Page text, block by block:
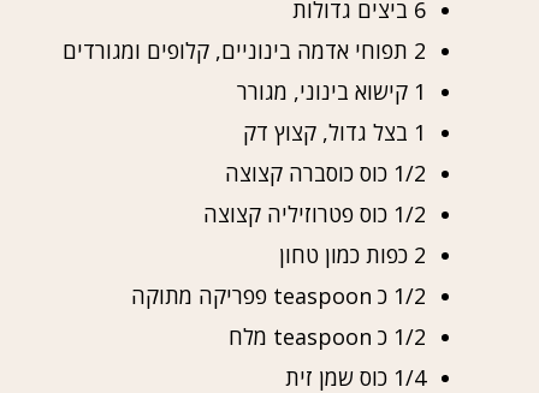
6 ביצים גדולות
2 תפוחי אדמה בינוניים, קלופים ומגורדים
1 קישוא בינוני, מגורר
1 בצל גדול, קצוץ דק
1/2 כוס כוסברה קצוצה
1/2 כוס פטרוזיליה קצוצה
2 כפות כמון טחון
1/2 כ teaspoon פפריקה מתוקה
1/2 כ teaspoon מלח
1/4 כוס שמן זית